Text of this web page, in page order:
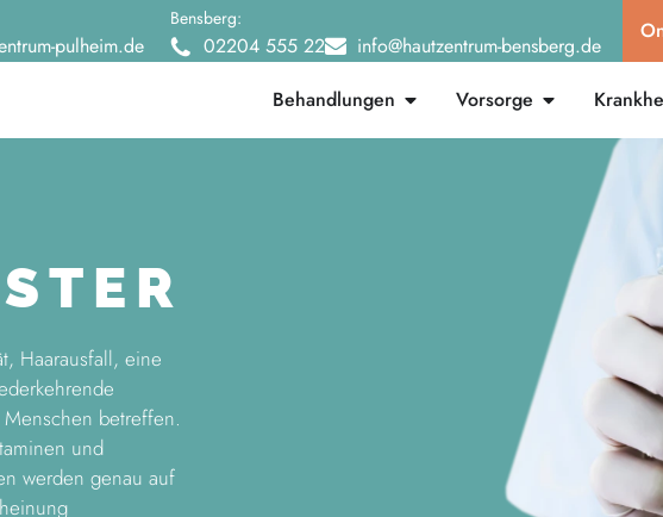
pulheim.de
Bensberg:
02204 555 22 info@hautzentrum-bensberg.de
Behandlungen Vorsorge
Haarausfall, eine
betreffen.
und
werden genau auf